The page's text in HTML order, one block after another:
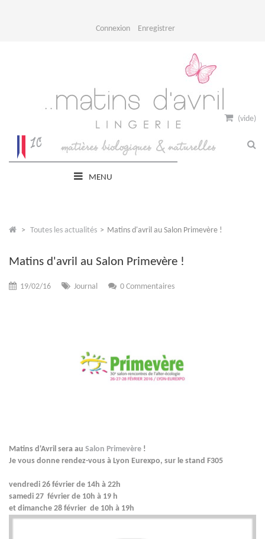
Connexion Enregistrer
MENU
(vide)
> Toutes les actualités > Matins d'avril au Salon Primevère !
Matins d'avril au Salon Primevère !
19/02/16 Journal 0 Commentaires
Matins d'Avril sera au Salon Primevère !
Je vous donne rendez-vous à Lyon Eurexpo, sur le stand F305
vendredi 26 février de 14h à 22h
samedi 27 février de 10h à 19 h
et dimanche 28 février de 10h à 19h